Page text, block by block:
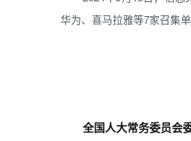
华为、喜马拉雅等7家召集
全国人大常务委员会